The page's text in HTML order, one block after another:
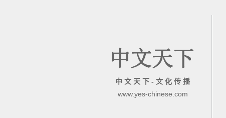
中 文 天 下 - 文 化 传 播
www.yes-chinese.com